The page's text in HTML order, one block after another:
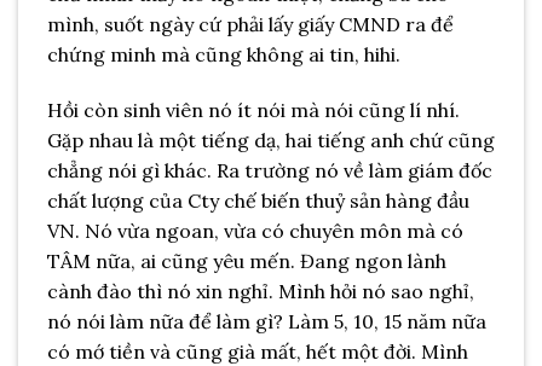
mình, suốt ngày cứ phải lấy giấy CMND ra để
chứng minh mà cũng không ai tin, hihi.
Hồi còn sinh viên nó ít nói mà nói cũng lí nhí.
Gặp nhau là một tiếng dạ, hai tiếng anh chứ cũng
chẳng nói gì khác. Ra trường nó về làm giám đốc
chất lượng của Cty chế biến thuỷ sản hàng đầu
VN. Nó vừa ngoan, vừa có chuyên môn mà có
TÂM nữa, ai cũng yêu mến. Đang ngon lành
cành đào thì nó xin nghỉ. Mình hỏi nó sao nghỉ,
nó nói làm nữa để làm gì? Làm 5, 10, 15 năm nữa
có mớ tiền và cũng già mất, hết một đời. Mình